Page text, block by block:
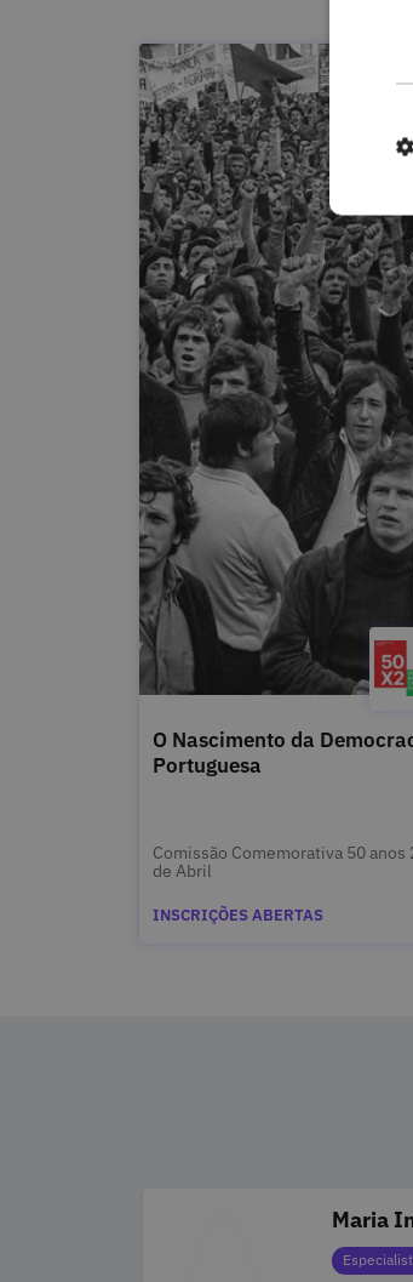
O Nascimento da
Portuguesa
Comissão Comemorativa 50 anos
de Abril
INSCRIÇÕES ABERTAS
Maria